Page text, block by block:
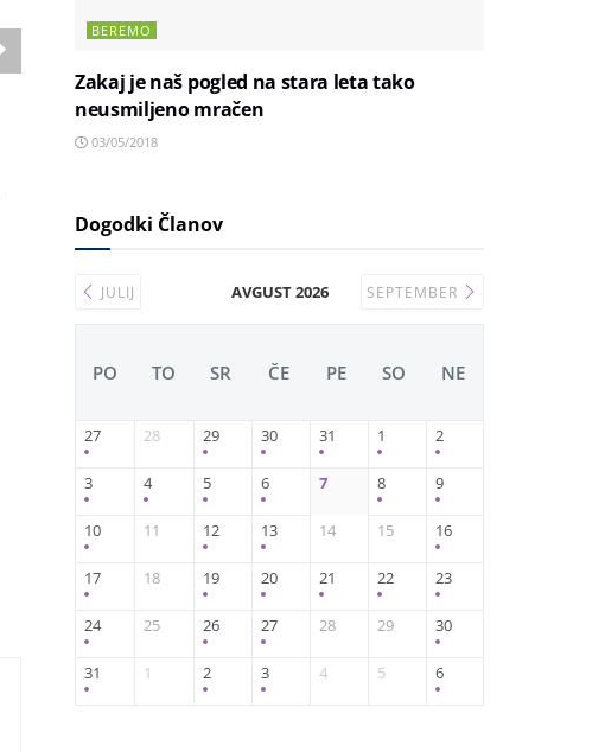
BEREMO
Zakaj je naš pogled na stara leta tako
neusmiljeno mračen
03/05/2018
Dogodki Članov
JULIJ AVGUST 2026 SEPTEMBER
PO TO SR ČE PE SO NE
27 28 29 30 31 1 2
3 4 5 6 7 8 9
10 11 12 13 14 15 16
17 18 19 20 21 22 23
24 25 26 27 28 29 30
31 1 2 3 4 5 6